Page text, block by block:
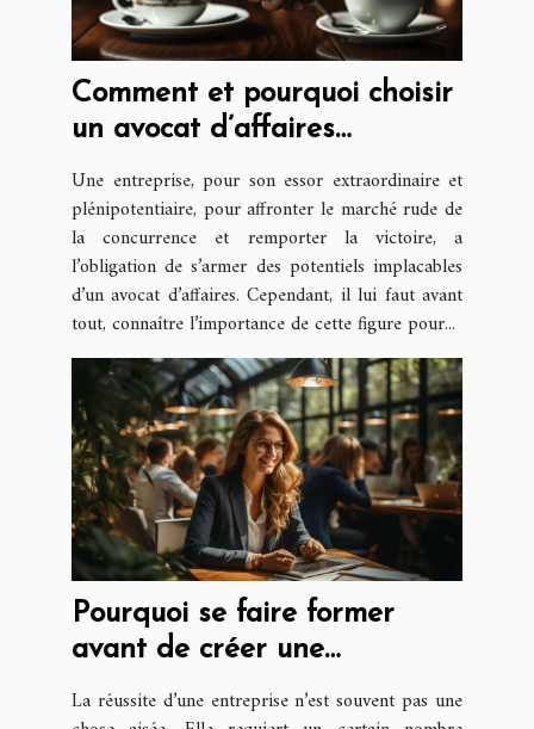
Comment et pourquoi choisir
un avocat d’affaires
Une entreprise, pour son essor extraordinaire et
plénipotentiaire, pour affronter le marché rude de
la concurrence et remporter la victoire, a
l’obligation de s’armer des potentiels implacables
d’un avocat d’affaires. Cependant, il lui faut avant
tout, connaître l’importance de cette figure pour...
Pourquoi se faire former
avant de créer une
entreprise ?
La réussite d’une entreprise n’est souvent pas une